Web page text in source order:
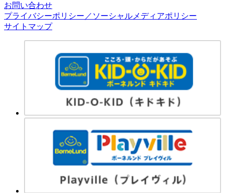
お問い合わせ
プライバシーポリシー／ソーシャルメディアポリシー
サイトマップ